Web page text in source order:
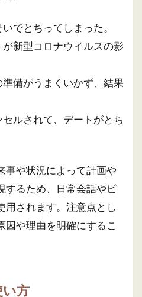
でとちってしまった。
新型コロナウイルスの影
備がうまくいかず、結果
ルされて、デートがとち
事や状況によって計画や
するため、日常会話やビ
用されます。注意点とし
因や理由を明確にするこ
い方